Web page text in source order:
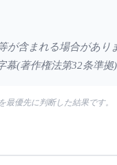
が含まれる場合があり
幕(著作権法第32条準拠)
優先に判断した結果です。